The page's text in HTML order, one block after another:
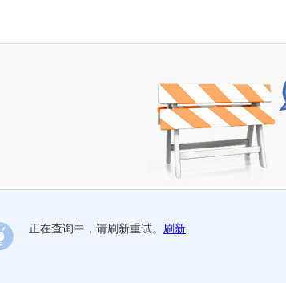
正在查询中，请刷新重试。 刷新